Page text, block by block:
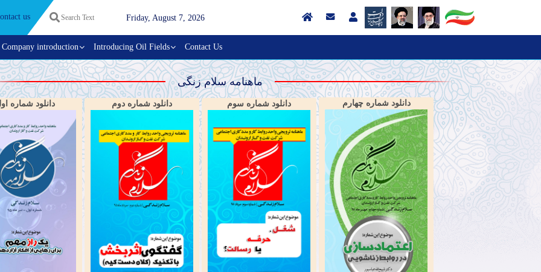
us Friday, August 7, 2026
Company introduction Introducing Oil Fields Contact Us
ماهنامه سلام زنگی
دانلود شماره دانلود شماره دوم دانلود شماره سوم دانلود شماره چهارم